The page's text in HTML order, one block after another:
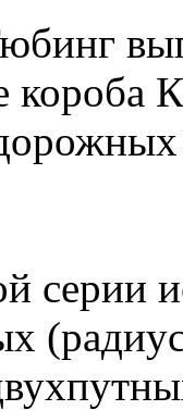
короба
серии